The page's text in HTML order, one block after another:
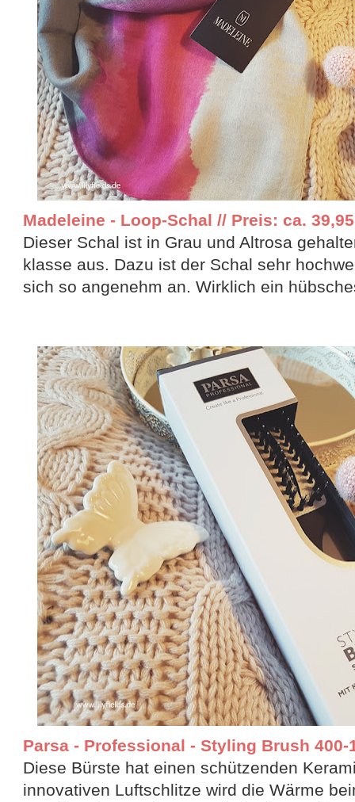
Madeleine - Loop-Schal // Preis: ca.
Dieser Schal ist in Grau und Altrosa
klasse aus. Dazu ist der Schal sehr
sich so angenehm an. Wirklich ein
Parsa - Professional - Styling Brush 400-
Diese Bürste hat einen schützenden
innovativen Luftschlitze wird die Wärme